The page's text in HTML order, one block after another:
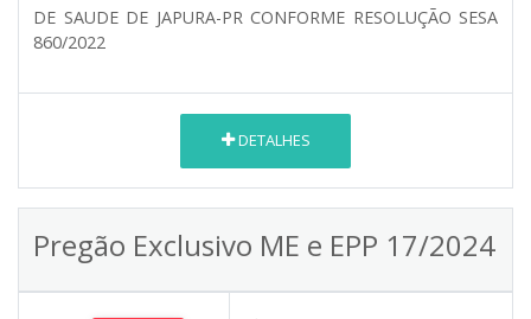
DE SAUDE DE JAPURA-PR CONFORME RESOLUÇÃO SESA
860/2022
DETALHES
Pregão Exclusivo ME e EPP 17/2024